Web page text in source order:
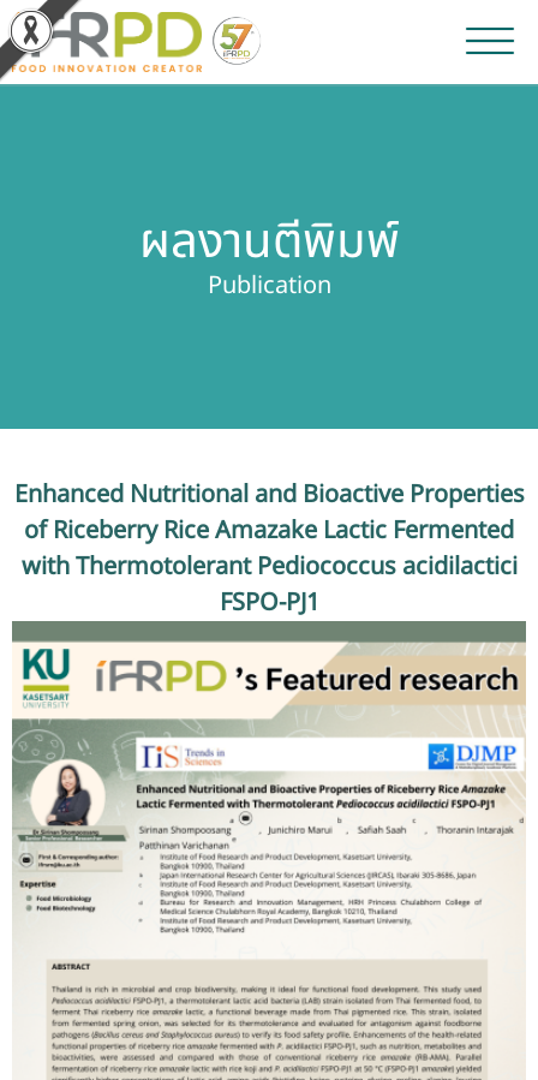
ผลิตภัณฑ์และจำหน่าย
เกี่ยวกับสถาบัน
บุคลากรสถาบัน
รับข้อร้องเรียนและข้อเสนอแนะ
ติดต่อเรา
สายตรงผู้บริหาร
ผลงานตีพิมพ์
Publication
Enhanced Nutritional and Bioactive Properties
of Riceberry Rice Amazake Lactic Fermented
with Thermotolerant Pediococcus acidilactici
FSPO-PJ1